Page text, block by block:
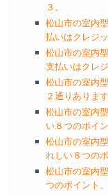
３。
松山市の室内
払いはクレジ
松山市の室内
支払いはクレ
松山市の室内
２通りあります
松山市の室内
い８つのポイ
松山市の室内
れしい８つの
松山市の室内
つのポイント、